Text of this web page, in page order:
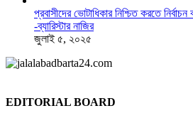
প্রবাসীদের ভোটাধিকার নিশ্চিত করতে
-ব্যারিস্টার নাজির
জুলাই ৫, ২০২৫
EDITORIAL BOARD